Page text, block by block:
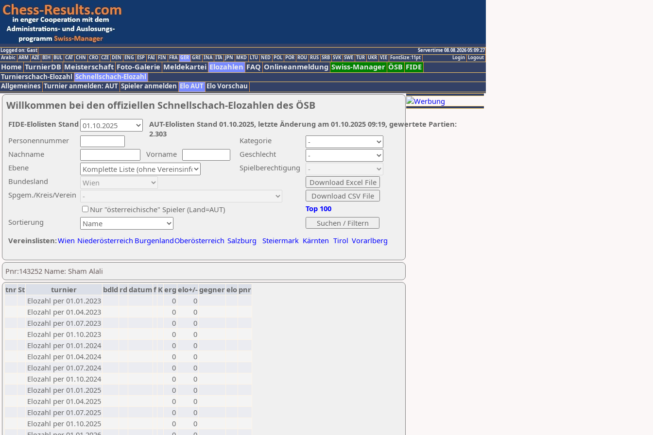
Logged on: Gast
Servertime 08.08.2026 05:09:27
Logout
Login
Arabic ARM AZE BIH BUL CAT CHN CRO CZE DEN ENG ESP FAI FIN FRA GER GRE INA ITA JPN MKD LTU NED POL POR ROU RUS SRB SVK SWE TUR UKR VIE FontSize:11pt
Home TurnierDB Meisterschaft Foto-Galerie Meldekartei Elozahlen FAQ Onlineanmeldung Swiss-Manager ÖSB FIDE
Turnierschach-Elozahl Schnellschach-Elozahl
Allgemeines Turnier anmelden: AUT Spieler anmelden Elo AUT Elo Vorschau
Willkommen bei den offiziellen Schnellschach-Elozahlen des ÖSB
Nachname
Vorname
Ebene
Kategorie
Sortierung
Personennummer
Bundesland
Spgem./Kreis/Verein
Geschlecht
Nur "österreichische" Spieler (Land=AUT)
Spielberechtigung
Vereinslisten:Wien Niederösterreich BurgenlandOberösterreich Salzburg Steiermark Kärnten Tirol Vorarlberg
Top 100
AUT-Elolisten Stand 01.10.2025, letzte Änderung am 01.10.2025 09:19, gewertete Partien:
2.303
FIDE-Elolisten Stand
Pnr:143252 Name: Sham Alali
tnrSt turnier bdld rd datumf Kerg elo+/-gegnerelo pnr
Elozahl per 01.01.2023
0
0
Elozahl per 01.04.2023
0
0
Elozahl per 01.07.2023
0
0
Elozahl per 01.10.2023
0
0
Elozahl per 01.01.2024
0
0
Elozahl per 01.04.2024
0
0
Elozahl per 01.07.2024
0
0
Elozahl per 01.10.2024
0
0
Elozahl per 01.01.2025
0
0
Elozahl per 01.04.2025
0
0
Elozahl per 01.07.2025
0
0
Elozahl per 01.10.2025
0
0